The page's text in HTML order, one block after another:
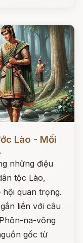
Lào - Mối
những điệu
tộc Lào,
quan trọng.
liền với câu
na-vông
gốc từ